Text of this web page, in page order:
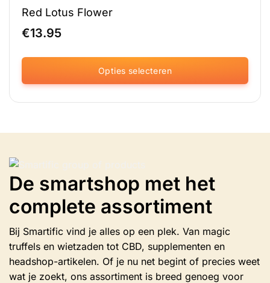
Red Lotus Flower
€13.95
Opties selecteren
Dit
product
kan
gekozen
worden
op
de
productpagina
De smartshop met het
complete assortiment
Bij Smartific vind je alles op een plek. Van magic
truffels en wietzaden tot CBD, supplementen en
headshop-artikelen. Of je nu net begint of precies weet
wat je zoekt, ons assortiment is breed genoeg voor